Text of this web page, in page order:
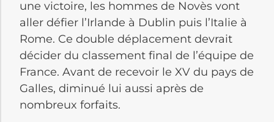
une victoire, les hommes de Novès vont
aller défier l’Irlande à Dublin puis l’Italie à
Rome. Ce double déplacement devrait
décider du classement final de l’équipe de
France. Avant de recevoir le XV du pays de
Galles, diminué lui aussi après de
nombreux forfaits.